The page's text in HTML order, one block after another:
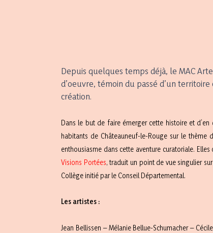
Depuis quelques temps déjà, le MAC
d’oeuvre, témoin du passé d’un
création.
Dans le but de faire émerger cette histoire et
habitants de Châteauneuf-le-Rouge sur le thème
enthousiasme dans cette aventure curatoriale.
Visions Portées, traduit un point de vue singulier
Collège initié par le Conseil Départemental.
Les artistes :
Jean Bellissen – Mélanie Bellue-Schumacher –